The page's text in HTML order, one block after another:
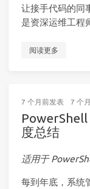
让接手代码的同
是资深运维工程
阅读更多
7 个月前发表 7 个
度总结
适用于
每到年底，系统